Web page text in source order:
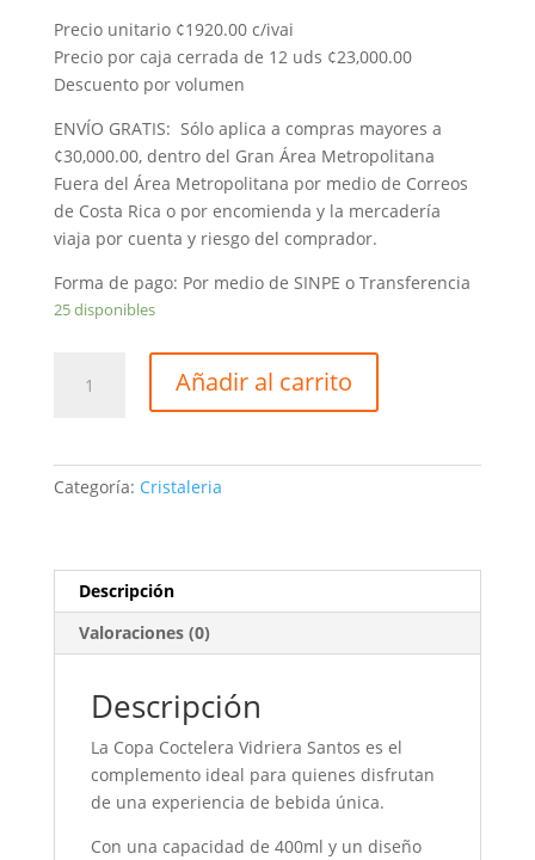
Precio unitario ¢1920.00 c/ivai
Precio por caja cerrada de 12 uds ¢23,000.00
Descuento por volumen
ENVÍO GRATIS: Sólo aplica a compras mayores a
¢30,000.00, dentro del Gran Área Metropolitana
Fuera del Área Metropolitana por medio de Correos
de Costa Rica o por encomienda y la mercadería
viaja por cuenta y riesgo del comprador.
Forma de pago: Por medio de SINPE o Transferencia
25 disponibles
Coctelera
cantidad
Añadir al carrito
Categoría: Cristaleria
Descripción
Valoraciones (0)
Descripción
La Copa Coctelera Vidriera Santos es el
complemento ideal para quienes disfrutan
de una experiencia de bebida única.
Con una capacidad de 400ml y un diseño